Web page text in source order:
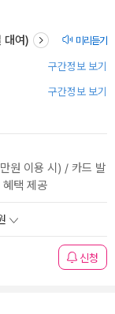
여) 미리듣기
구간정보 보기
구간정보 보기
원 이용 시) / 카드 발
혜택 제공
신청